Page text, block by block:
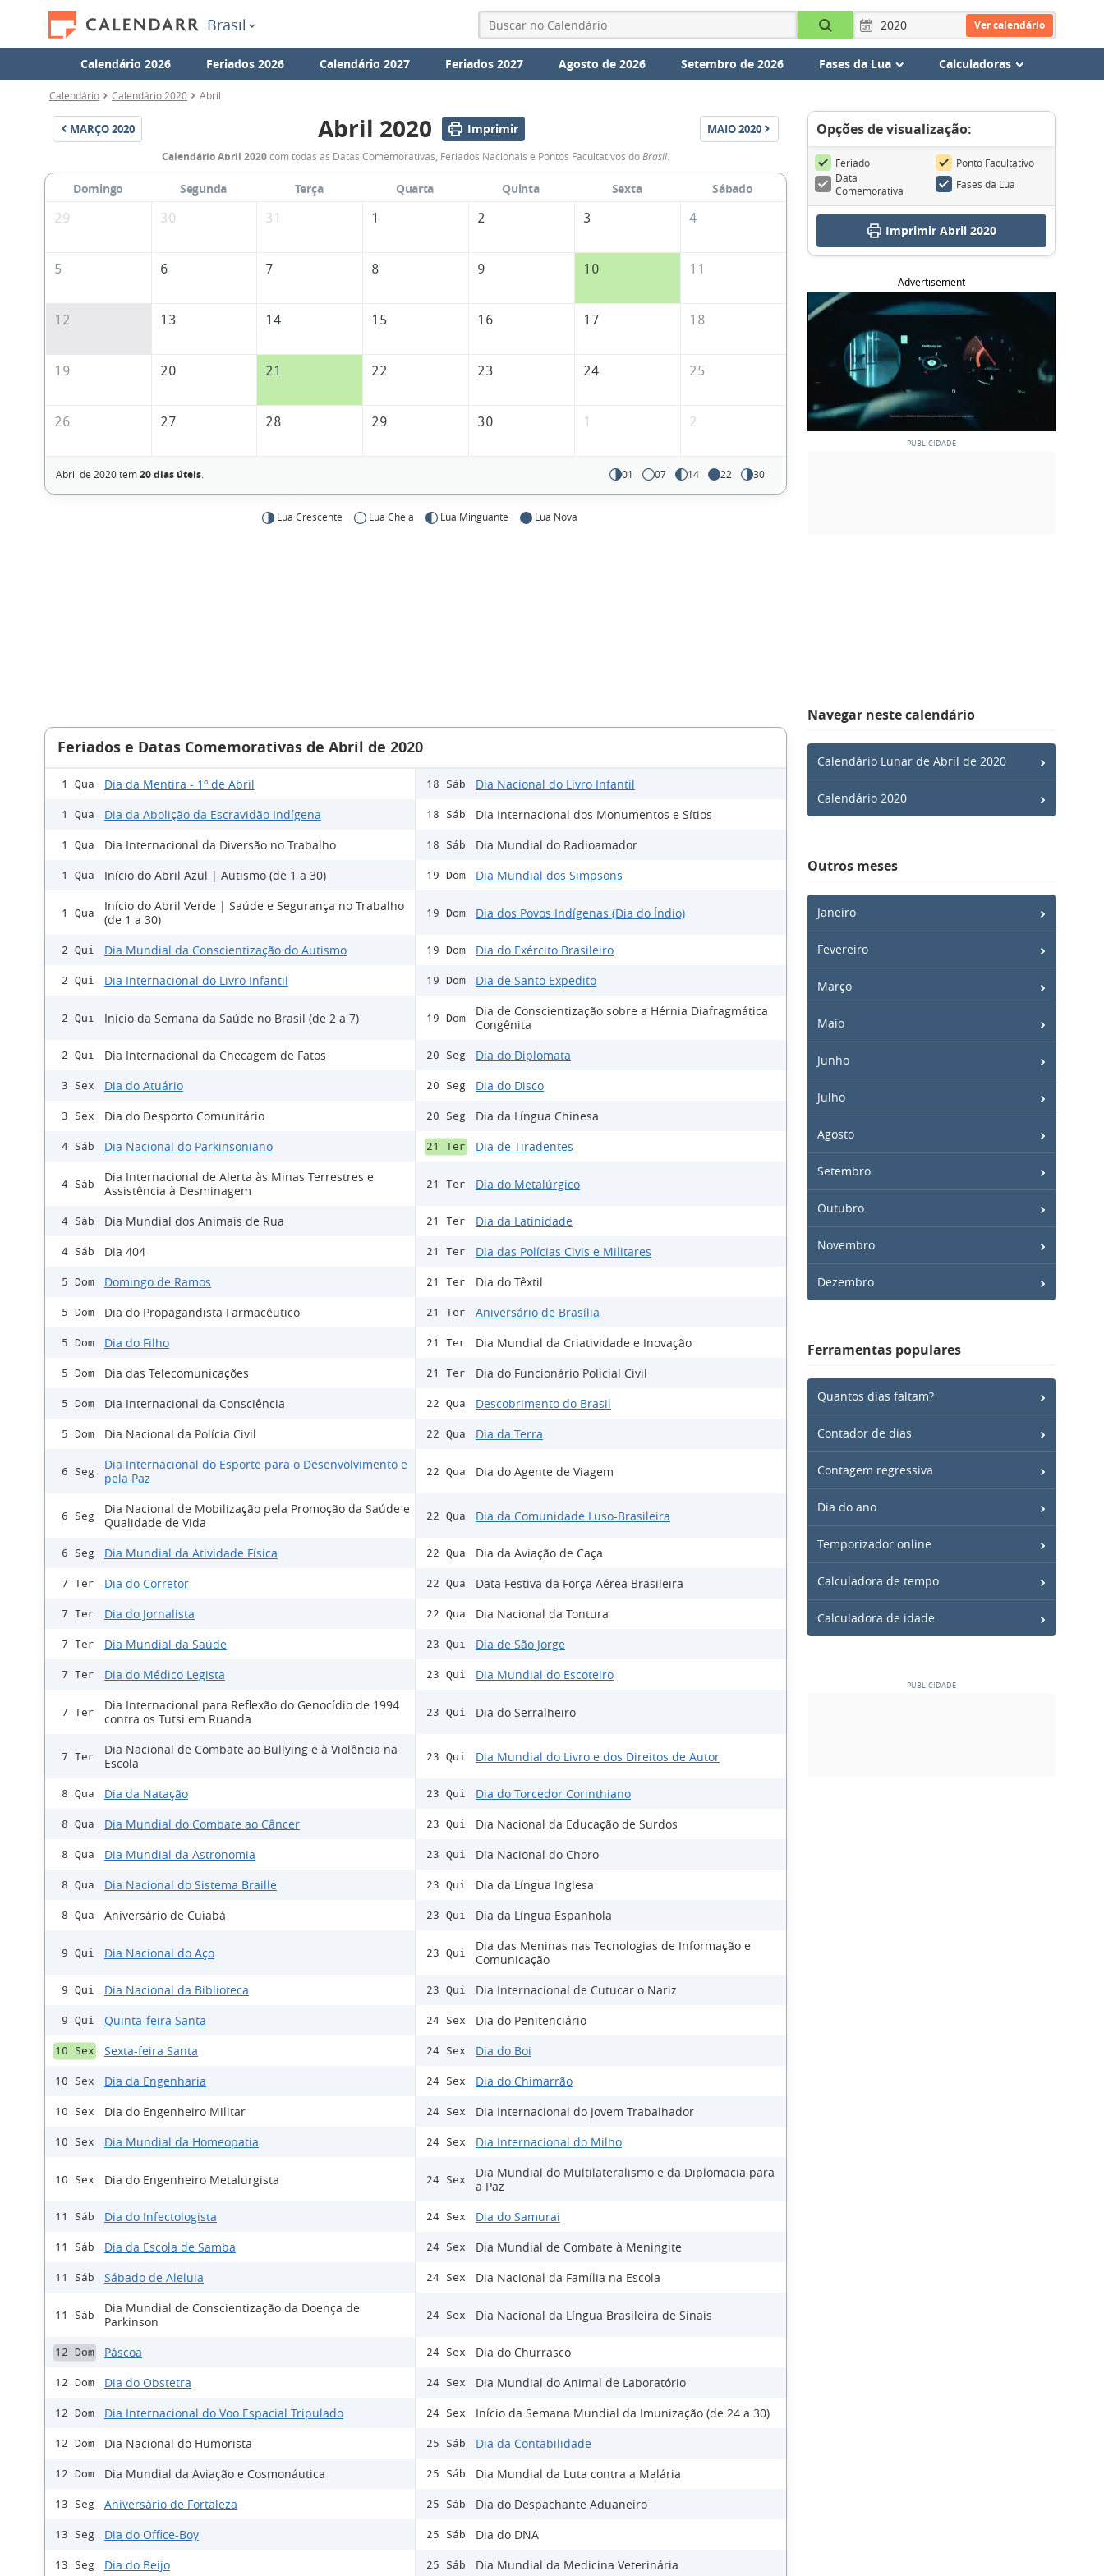
Brasil Ver calendário
Calendário 2026 Feriados 2026 Calendário 2027 Feriados 2027 Agosto de 2026 Setembro de 2026 Fases da Lua Calculadoras
Calendário Calendário 2020 Abril
MARÇO2020
Calendário
de
Abril
Abril 2020 Imprimir MAIO2020
Calendário Abril 2020com todas as Datas Comemorativas, Feriados Nacionais e Pontos Facultativos doBrasil
Domingo Segunda Terça Quarta Quinta Sexta
Sábado
29
30 31 1 2 3 4
5 6 7 8 9 10 11
12 13 14 15 16 17 18
19 20 21 22 23 24 25
26 27 28 29 30 1 2
Abril de 2020 tem20 dias úteis. 01 07 14 22 30
Lua Crescente Lua Cheia Lua Minguante Lua Nova
Opções de visualização:
Feriado
Ponto Facultativo
Data
Comemorativa
Fases da Lua
Imprimir Abril 2020
Advertisement
Feriados e Datas Comemorativas de Abril de 2020
1 Qua Dia da Mentira - 1º de Abril
1 Qua Dia da Abolição da Escravidão Indígena
1 Qua Dia Internacional da Diversão no Trabalho
1 Qua Início do Abril Azul | Autismo (de 1 a 30)
1 Qua
Início do Abril Verde | Saúde e Segurança no Trabalho
(de 1 a 30)
2 Qui Dia Mundial da Conscientização do Autismo
2 Qui Dia Internacional do Livro Infantil
2 Qui Início da Semana da Saúde no Brasil (de 2 a 7)
2 Qui Dia Internacional da Checagem de Fatos
3 Sex Dia do Atuário
3 Sex Dia do Desporto Comunitário
4 Sáb Dia Nacional do Parkinsoniano
4 Sáb
Dia Internacional de Alerta às Minas Terrestres e
Assistência à Desminagem
4 Sáb Dia Mundial dos Animais de Rua
4 Sáb Dia 404
5 Dom Domingo de Ramos
5 Dom Dia do Propagandista Farmacêutico
5 Dom Dia do Filho
5 Dom Dia das Telecomunicações
5 Dom Dia Internacional da Consciência
5 Dom Dia Nacional da Polícia Civil
6 Seg
Dia Internacional do Esporte para o Desenvolvimento e
pela Paz
6 Seg
Dia Nacional de Mobilização pela Promoção da Saúde e
Qualidade de Vida
6 Seg Dia Mundial da Atividade Física
7 Ter Dia do Corretor
7 Ter Dia do Jornalista
7 Ter Dia Mundial da Saúde
7 Ter Dia do Médico Legista
7 Ter
Dia Internacional para Reflexão do Genocídio de 1994
contra os Tutsi em Ruanda
7 Ter
Dia Nacional de Combate ao Bullying e à Violência na
Escola
8 Qua Dia da Natação
8 Qua Dia Mundial do Combate ao Câncer
8 Qua Dia Mundial da Astronomia
8 Qua Dia Nacional do Sistema Braille
8 Qua Aniversário de Cuiabá
9 Qui Dia Nacional do Aço
9 Qui Dia Nacional da Biblioteca
9 Qui Quinta-feira Santa
10 Sex Sexta-feira Santa
10 Sex Dia da Engenharia
10 Sex Dia do Engenheiro Militar
10 Sex Dia Mundial da Homeopatia
10 Sex Dia do Engenheiro Metalurgista
11 Sáb Dia do Infectologista
11 Sáb Dia da Escola de Samba
11 Sáb Sábado de Aleluia
11 Sáb
Dia Mundial de Conscientização da Doença de
Parkinson
12 Dom Páscoa
12 Dom Dia do Obstetra
12 Dom Dia Internacional do Voo Espacial Tripulado
12 Dom Dia Nacional do Humorista
12 Dom Dia Mundial da Aviação e Cosmonáutica
13 Seg Aniversário de Fortaleza
13 Seg Dia do Office-Boy
13 Seg Dia do Beijo
18 Sáb Dia Nacional do Livro Infantil
18 Sáb Dia Internacional dos Monumentos e Sítios
18 Sáb Dia Mundial do Radioamador
19 Dom Dia Mundial dos Simpsons
19 Dom Dia dos Povos Indígenas (Dia do Índio)
19 Dom Dia do Exército Brasileiro
19 Dom Dia de Santo Expedito
19 Dom
Dia de Conscientização sobre a Hérnia Diafragmática
Congênita
20 Seg Dia do Diplomata
20 Seg Dia do Disco
20 Seg Dia da Língua Chinesa
21 Ter Dia de Tiradentes
21 Ter Dia do Metalúrgico
21 Ter Dia da Latinidade
21 Ter Dia das Polícias Civis e Militares
21 Ter Dia do Têxtil
21 Ter Aniversário de Brasília
21 Ter Dia Mundial da Criatividade e Inovação
21 Ter Dia do Funcionário Policial Civil
22 Qua Descobrimento do Brasil
22 Qua Dia da Terra
22 Qua Dia do Agente de Viagem
22 Qua Dia da Comunidade Luso-Brasileira
22 Qua Dia da Aviação de Caça
22 Qua Data Festiva da Força Aérea Brasileira
22 Qua Dia Nacional da Tontura
23 Qui Dia de São Jorge
23 Qui Dia Mundial do Escoteiro
23 Qui Dia do Serralheiro
23 Qui Dia Mundial do Livro e dos Direitos de Autor
23 Qui Dia do Torcedor Corinthiano
23 Qui Dia Nacional da Educação de Surdos
23 Qui Dia Nacional do Choro
23 Qui Dia da Língua Inglesa
23 Qui Dia da Língua Espanhola
23 Qui
Dia das Meninas nas Tecnologias de Informação e
Comunicação
23 Qui Dia Internacional de Cutucar o Nariz
24 Sex Dia do Penitenciário
24 Sex Dia do Boi
24 Sex Dia do Chimarrão
24 Sex Dia Internacional do Jovem Trabalhador
24 Sex Dia Internacional do Milho
24 Sex
Dia Mundial do Multilateralismo e da Diplomacia para
a Paz
24 Sex Dia do Samurai
24 Sex Dia Mundial de Combate à Meningite
24 Sex Dia Nacional da Família na Escola
24 Sex Dia Nacional da Língua Brasileira de Sinais
24 Sex Dia do Churrasco
24 Sex Dia Mundial do Animal de Laboratório
24 Sex Início da Semana Mundial da Imunização (de 24 a 30)
25 Sáb Dia da Contabilidade
25 Sáb Dia Mundial da Luta contra a Malária
25 Sáb Dia do Despachante Aduaneiro
25 Sáb Dia do DNA
25 Sáb Dia Mundial da Medicina Veterinária
Navegar neste calendário
Calendário Lunar de Abril de 2020
Calendário 2020
Outros meses
Janeiro
Fevereiro
Março
Maio
Junho
Julho
Agosto
Setembro
Outubro
Novembro
Dezembro
Ferramentas populares
Quantos dias faltam?
Contador de dias
Contagem regressiva
Dia do ano
Temporizador online
Calculadora de tempo
Calculadora de idade